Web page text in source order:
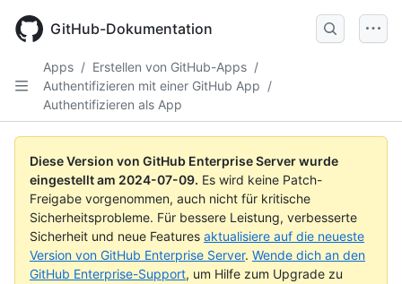
main
GitHub-Dokumentation
Apps / Erstellen von GitHub-Apps /
Authentifizieren mit einer GitHub App /
Authentifizieren als App
Diese Version von GitHub Enterprise Server wurde
eingestellt am 2024-07-09. Es wird keine Patch-
Freigabe vorgenommen, auch nicht für kritische
Sicherheitsprobleme. Für bessere Leistung, verbesserte
Sicherheit und neue Features aktualisiere auf die neueste
Version von GitHub Enterprise Server. Wende dich an den
GitHub Enterprise-Support, um Hilfe zum Upgrade zu